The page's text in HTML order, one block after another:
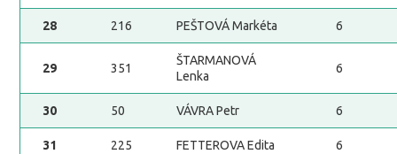
28 216 PEŠTOVÁ Markéta 6
29 351
ŠTARMANOVÁ
Lenka
6
30 50 VÁVRA Petr 6
31 225 FETTEROVA Edita 6